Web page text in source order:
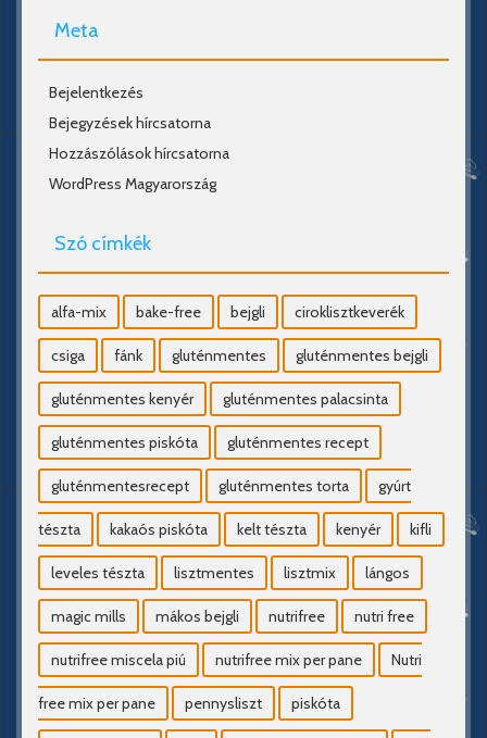
Meta
Bejelentkezés
Bejegyzések hírcsatorna
Hozzászólások hírcsatorna
WordPress Magyarország
Szó címkék
alfa-mix bake-free bejgli ciroklisztkeverék
csiga fánk gluténmentes gluténmentes bejgli
gluténmentes kenyér gluténmentes palacsinta
gluténmentes piskóta gluténmentes recept
gluténmentesrecept gluténmentes torta gyúrt
tészta kakaós piskóta kelt tészta kenyér kifli
leveles tészta lisztmentes lisztmix lángos
magic mills mákos bejgli nutrifree nutri free
nutrifree miscela piú nutrifree mix per pane Nutri
free mix per pane pennysliszt piskóta